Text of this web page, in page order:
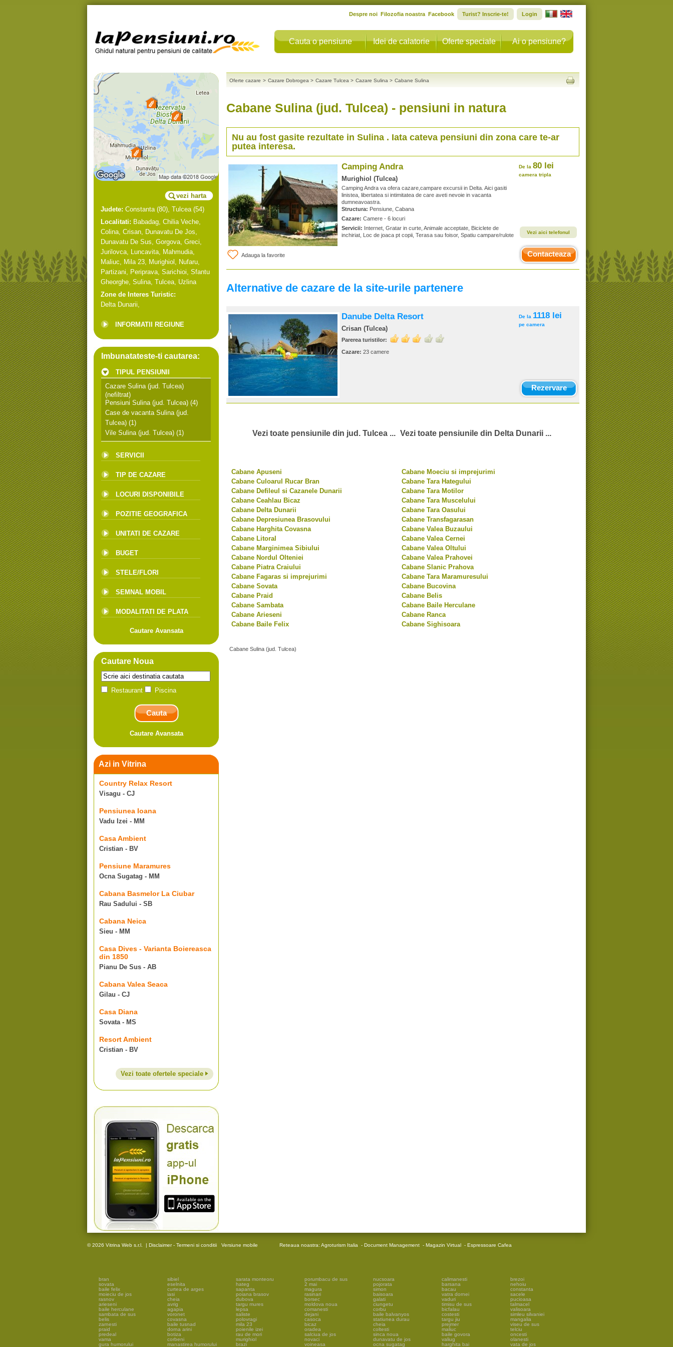
Cauta o pensiune Idei de calatorie Oferte speciale Ai o pensiune?
Despre noi Filozofia noastra Facebook Turist? Inscrie-te! Login
vezi harta
Judete: Constanta(80), Tulcea(54)
Localitati: Babadag, Chilia Veche,
Colina, Crisan, Dunavatu De Jos,
Dunavatu De Sus, Gorgova, Greci,
Jurilovca, Luncavita, Mahmudia,
Maliuc, Mila 23, Murighiol , Nufaru,
Partizani, Periprava, Sarichioi, Sfantu
Gheorghe, Sulina, Tulcea, Uzlina
Zone de Interes Turistic:
Delta Dunarii,
INFORMATII REGIUNE
Imbunatateste-ti cautarea:
TIPUL PENSIUNII
Cazare Sulina (jud. Tulcea)
(nefiltrat)
Pensiuni Sulina (jud. Tulcea) (4)
Case de vacanta Sulina (jud.
Tulcea) (1)
Vile Sulina (jud. Tulcea) (1)
SERVICII
TIP DE CAZARE
LOCURI DISPONIBILE
POZITIE GEOGRAFICA
UNITATI DE CAZARE
BUGET
STELE/FLORI
SEMNAL MOBIL
MODALITATI DE PLATA
Cautare Avansata
Cautare Noua
Restaurant Piscina
Cautare Avansata
Azi in Vitrina
Country Relax Resort
Visagu - CJ
Pensiunea Ioana
Vadu Izei - MM
Casa Ambient
Cristian - BV
Pensiune Maramures
Ocna Sugatag - MM
Cabana Basmelor La Ciubar
Rau Sadului - SB
Cabana Neica
Sieu - MM
Casa Dives - Varianta Boiereasca
din 1850
Pianu De Sus - AB
Cabana Valea Seaca
Gilau - CJ
Casa Diana
Sovata - MS
Resort Ambient
Cristian - BV
Vezi toate ofertele speciale
Oferte cazare > Cazare Dobrogea > Cazare Tulcea > Cazare Sulina > Cabane Sulina
Cabane Sulina (jud. Tulcea) - pensiuni in natura
Nu au fost gasite rezultate in Sulina . Iata cateva pensiuni din zona care te-ar
putea interesa.
Adauga la favorite
Camping Andra
Murighiol (Tulcea)
Camping Andra va ofera cazare,campare excursii in Delta. Aici gasiti
linistea, libertatea si intimitatea de care aveti nevoie in vacanta
dumneavoastra.
Structura: Pensiune, Cabana
Cazare: Camere - 6 locuri
Servicii: Internet, Gratar in curte, Animale acceptate, Biciclete de
inchiriat, Loc de joaca pt copii, Terasa sau foisor, Spatiu campare/rulote
De la 80 lei
camera tripla
Vezi aici telefonul
Contacteaza
Alternative de cazare de la site-urile partenere
Danube Delta Resort
Crisan (Tulcea)
Parerea turistilor:
Cazare: 23 camere
De la 1118 lei
pe camera
Rezervare
Vezi toate pensiunile din jud. Tulcea ... Vezi toate pensiunile din Delta Dunarii ...
Cabane Apuseni
Cabane Culoarul Rucar Bran
Cabane Defileul si Cazanele Dunarii
Cabane Ceahlau Bicaz
Cabane Delta Dunarii
Cabane Depresiunea Brasovului
Cabane Harghita Covasna
Cabane Litoral
Cabane Marginimea Sibiului
Cabane Nordul Olteniei
Cabane Piatra Craiului
Cabane Fagaras si imprejurimi
Cabane Sovata
Cabane Praid
Cabane Sambata
Cabane Arieseni
Cabane Baile Felix
Cabane Moeciu si imprejurimi
Cabane Tara Hategului
Cabane Tara Motilor
Cabane Tara Muscelului
Cabane Tara Oasului
Cabane Transfagarasan
Cabane Valea Buzaului
Cabane Valea Cernei
Cabane Valea Oltului
Cabane Valea Prahovei
Cabane Slanic Prahova
Cabane Tara Maramuresului
Cabane Bucovina
Cabane Belis
Cabane Baile Herculane
Cabane Ranca
Cabane Sighisoara
Cabane Sulina (jud. Tulcea)
© 2026 Vitrina Web s.r.l. | Disclaimer - Termeni si conditii Versiune mobile Reteaua noastra: Agroturism Italia - Document Management - Magazin Virtual - Espressoare Cafea
bran
sovata
baile felix
moieciu de jos
rasnov
arieseni
baile herculane
sambata de sus
belis
zarnesti
praid
predeal
vama
gura humorului
sibiel
eselnita
curtea de arges
iasi
cheia
avrig
agapia
voronet
covasna
baile tusnad
dorna arini
botiza
corbeni
manastirea humorului
sarata monteoru
hateg
sapanta
poiana brasov
dubova
targu mures
lepsa
saliste
polovragi
mila 23
poienile izei
rau de mori
murighiol
brazi
porumbacu de sus
2 mai
magura
rasinari
borsec
moldova noua
comanesti
dejani
casoca
bicaz
oradea
salciua de jos
novaci
voineasa
nucsoara
pojorata
simon
baisoara
galati
ciungetu
corbu
baile balvanyos
statiunea durau
cheia
coltesti
sinca noua
dunavatu de jos
ocna sugatag
calimanesti
barsana
bacau
vatra dornei
vaduri
timisu de sus
bicfalau
costesti
targu jiu
prejmer
maliuc
baile govora
valiug
harghita bai
brezoi
nehoiu
constanta
sacele
pucioasa
talmacel
valisoara
simleu silvaniei
mangalia
viseu de sus
telciu
oncesti
olanesti
vata de jos